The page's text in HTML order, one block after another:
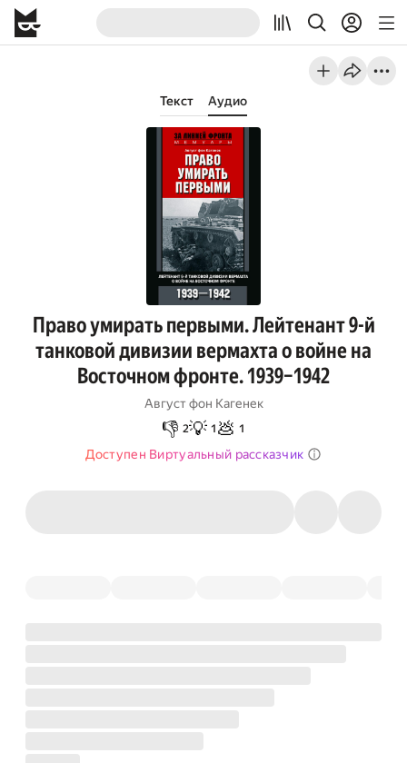
Текст Аудио
Право умирать первыми. Лейтенант 9-й
танковой дивизии вермахта о войне на
Восточном фронте. 1939–1942
Август фон Кагенек
👎 2💡 1 💩 1
Доступен Виртуальный рассказчик